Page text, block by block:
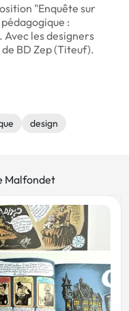
"Enquête sur
:
Avec les designers
BD Zep (Titeuf).
design
Malfondet